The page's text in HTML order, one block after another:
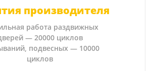
производителя
работа раздвижных
— 20000 циклов
подвесных — 10000
циклов